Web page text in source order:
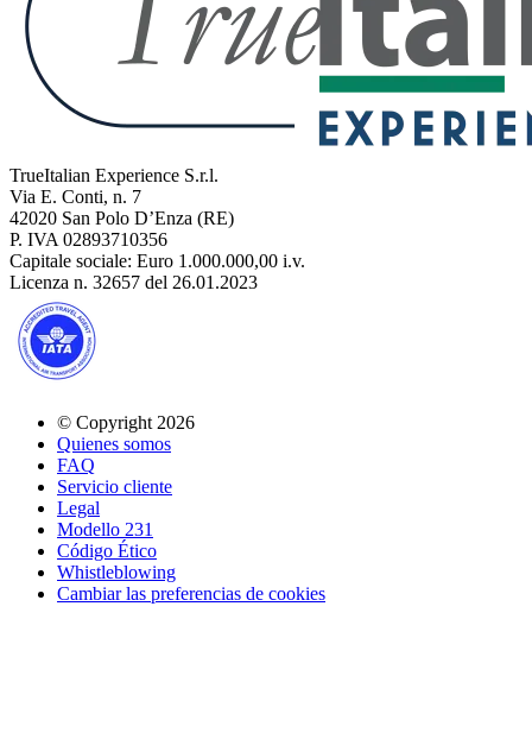
TrueItalian Experience S.r.l.
Via E. Conti, n. 7
42020 San Polo D’Enza (RE)
P. IVA 02893710356
Capitale sociale: Euro 1.000.000,00 i.v.
Licenza n. 32657 del 26.01.2023
© Copyright 2026
Quienes somos
FAQ
Servicio cliente
Legal
Modello 231
Código Ético
Whistleblowing
Cambiar las preferencias de cookies